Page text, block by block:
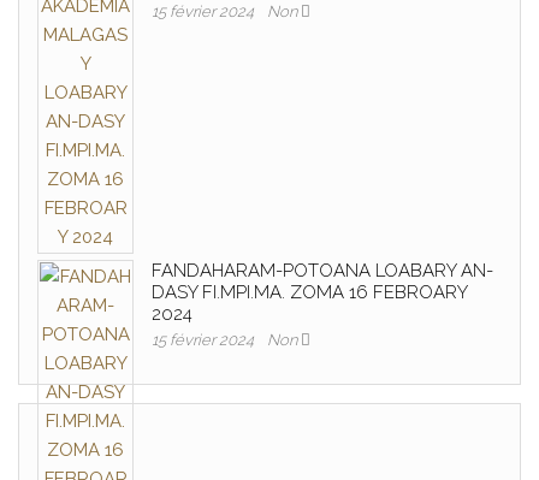
15 février 2024 Non
FANDAHARAM-POTOANA LOABARY AN-
DASY FI.MPI.MA. ZOMA 16 FEBROARY
2024
15 février 2024 Non